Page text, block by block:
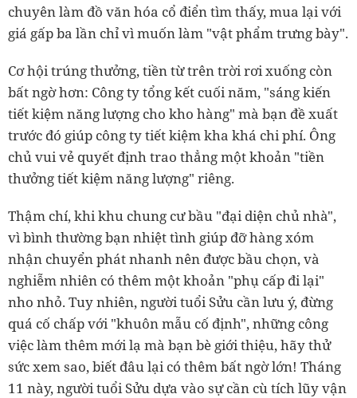
chuyên làm đồ văn hóa cổ điển tìm thấy, mua lại với
giá gấp ba lần chỉ vì muốn làm "vật phẩm trưng bày".
Cơ hội trúng thưởng, tiền từ trên trời rơi xuống còn
bất ngờ hơn: Công ty tổng kết cuối năm, "sáng kiến
tiết kiệm năng lượng cho kho hàng" mà bạn đề xuất
trước đó giúp công ty tiết kiệm kha khá chi phí. Ông
chủ vui vẻ quyết định trao thẳng một khoản "tiền
thưởng tiết kiệm năng lượng" riêng.
Thậm chí, khi khu chung cư bầu "đại diện chủ nhà",
vì bình thường bạn nhiệt tình giúp đỡ hàng xóm
nhận chuyển phát nhanh nên được bầu chọn, và
nghiễm nhiên có thêm một khoản "phụ cấp đi lại"
nho nhỏ. Tuy nhiên, người tuổi Sửu cần lưu ý, đừng
quá cố chấp với "khuôn mẫu cố định", những công
việc làm thêm mới lạ mà bạn bè giới thiệu, hãy thử
sức xem sao, biết đâu lại có thêm bất ngờ lớn! Tháng
11 này, người tuổi Sửu dựa vào sự cần cù tích lũy vận